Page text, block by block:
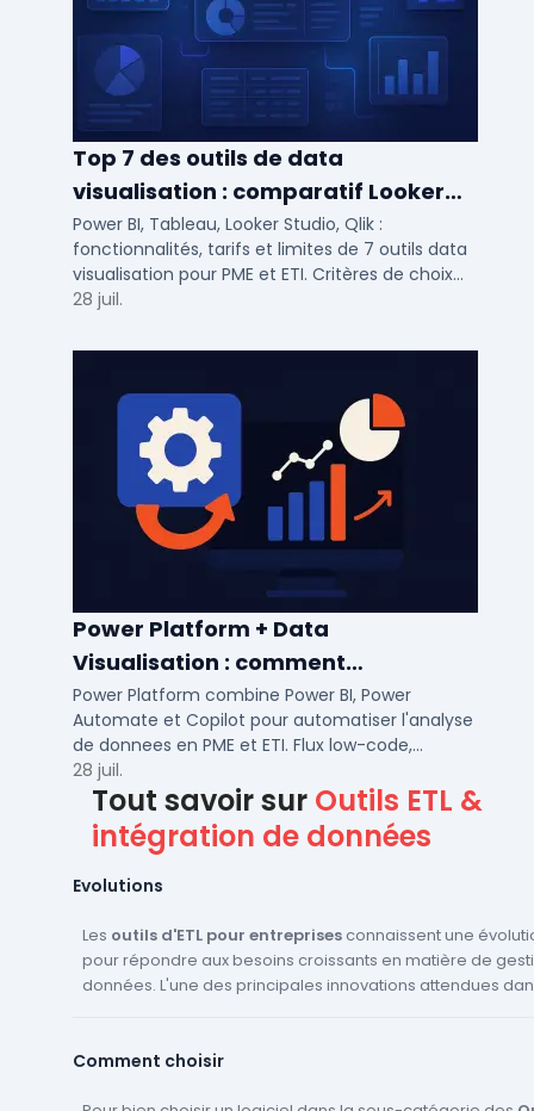
Top 7 des outils de data
visualisation : comparatif Looker
Studio, Tableau vs Power BI et
autres
Power BI, Tableau, Looker Studio, Qlik :
fonctionnalités, tarifs et limites de 7 outils data
visualisation pour PME et ETI. Critères de choix
selon votre SI et vos cas d'usage.
28 juil.
Power Platform + Data
Visualisation : comment
automatiser l’analyse de vos
données ?
Power Platform combine Power BI, Power
Automate et Copilot pour automatiser l'analyse
de donnees en PME et ETI. Flux low-code,
tableaux de bord temps reel et gouvernance
integree.
28 juil.
Tout savoir sur Outils ETL &
intégration de données
Evolutions
Les outils d'ETL pour entreprisesconnaissent une
pour répondre aux besoins croissants en matière de
données. L'une des principales innovations attendues
d'ETL, de réduire les erreurs et d'améliorer l'efficacité. De
Comment choisir